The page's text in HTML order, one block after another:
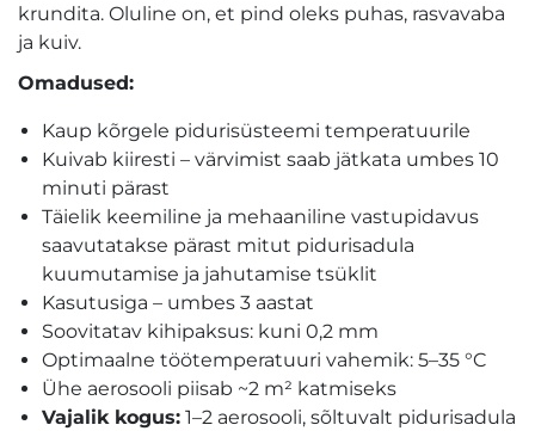
krundita. Oluline on, et pind oleks puhas, rasvavaba
ja kuiv.
Omadused:
Kaup kõrgele pidurisüsteemi temperatuurile
Kuivab kiiresti – värvimist saab jätkata umbes 10
minuti pärast
Täielik keemiline ja mehaaniline vastupidavus
saavutatakse pärast mitut pidurisadula
kuumutamise ja jahutamise tsüklit
Kasutusiga – umbes 3 aastat
Soovitatav kihipaksus: kuni 0,2 mm
Optimaalne töötemperatuuri vahemik: 5–35 °C
Ühe aerosooli piisab ~2 m² katmiseks
Vajalik kogus: 1–2 aerosooli, sõltuvalt pidurisadula